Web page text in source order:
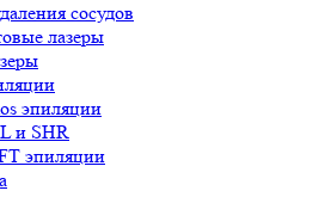
сосудов
лазеры
эпиляции
и SHR
эпиляции